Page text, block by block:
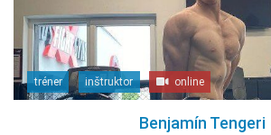
tréner inštruktor online
Benjamín Tengeri